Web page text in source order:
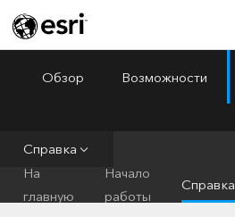
ArcGIS Pro
Обзор Возможности
Справка
На
главную
Начало
работы
Справка